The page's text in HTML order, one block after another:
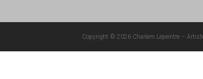
Copyright © 2026 Charlem Lepeintre –